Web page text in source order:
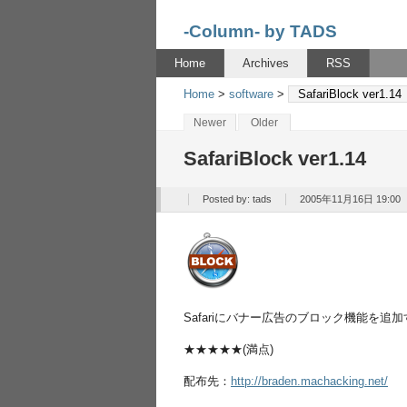
-Column- by TADS
Home Archives RSS
Home > software > SafariBlock ver1.14
Newer Older
SafariBlock ver1.14
Posted by: tads 2005年11月16日 19:00
Safariにバナー広告のブロック機能を追加
★★★★★(満点)
配布先： http://braden.machacking.net/